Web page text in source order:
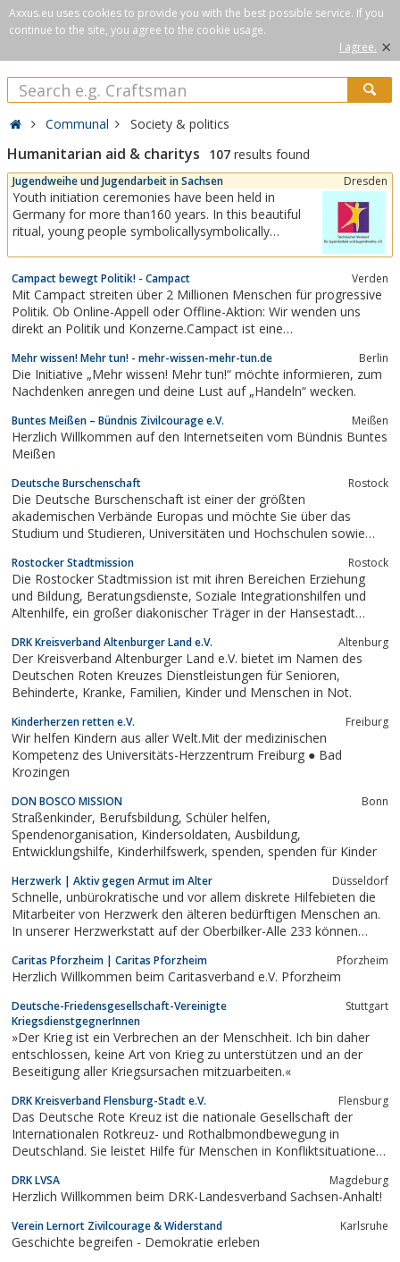
Axxus.eu uses cookies to provide you with the best possible service. If you
continue to the site, you agree to the cookie usage.
I agree. ×
Communal Society & politics
Humanitarian aid & charitys 107 results found
Jugendweihe und Jugendarbeit in Sachsen Dresden
Youth initiation ceremonies have been held in
Germany for more than160 years. In this beautiful
ritual, young people symbolicallysymbolically
and youth initiation ceremonies, thus maintaining a
tradition that will soon be 170...
Campact bewegt Politik! - Campact Verden
Mit Campact streiten über 2 Millionen Menschen für progressive
Politik. Ob Online-Appell oder Offline-Aktion: Wir wenden uns
direkt an Politik und Konzerne.Campact ist eine
progressive Politik streiten.
Mehr wissen! Mehr tun! - mehr-wissen-mehr-tun.de Berlin
Die Initiative „Mehr wissen! Mehr tun!“ möchte informieren, zum
Nachdenken anregen und deine Lust auf „Handeln“ wecken.
Buntes Meißen – Bündnis Zivilcourage e.V. Meißen
Herzlich Willkommen auf den Internetseiten vom Bündnis Buntes
Meißen
Deutsche Burschenschaft Rostock
Die Deutsche Burschenschaft ist einer der größten
akademischen Verbände Europas und möchte Sie über das
Studium und Studieren, Universitäten und Hochschulen sowie
Rostocker Stadtmission Rostock
Die Rostocker Stadtmission ist mit ihren Bereichen Erziehung
und Bildung, Beratungsdienste, Soziale Integrationshilfen und
Altenhilfe, ein großer diakonischer Träger in der Hansestadt
Vorpommern-Rügen.
DRK Kreisverband Altenburger Land e.V. Altenburg
Der Kreisverband Altenburger Land e.V. bietet im Namen des
Deutschen Roten Kreuzes Dienstleistungen für Senioren,
Behinderte, Kranke, Familien, Kinder und Menschen in Not.
Kinderherzen retten e.V. Freiburg
Wir helfen Kindern aus aller Welt.Mit der medizinischen
Kompetenz des Universitäts-Herzzentrum Freiburg ● Bad
Krozingen
DON BOSCO MISSION Bonn
Straßenkinder, Berufsbildung, Schüler helfen,
Spendenorganisation, Kindersoldaten, Ausbildung,
Entwicklungshilfe, Kinderhilfswerk, spenden, spenden für Kinder
Herzwerk | Aktiv gegen Armut im Alter Düsseldorf
Schnelle, unbürokratische und vor allem diskrete Hilfebieten die
Mitarbeiter von Herzwerk den älteren bedürftigen Menschen an.
In unserer Herzwerkstatt auf der Oberbilker-Alle 233 können
kostenlos Dinge des täglichen Bedarfs erhalten.
Caritas Pforzheim | Caritas Pforzheim Pforzheim
Herzlich Willkommen beim Caritasverband e.V. Pforzheim
Deutsche-Friedensgesellschaft-Vereinigte
KriegsdienstgegnerInnen
Stuttgart
»Der Krieg ist ein Verbrechen an der Menschheit. Ich bin daher
entschlossen, keine Art von Krieg zu unterstützen und an der
Beseitigung aller Kriegsursachen mitzuarbeiten.«
DRK Kreisverband Flensburg-Stadt e.V. Flensburg
Das Deutsche Rote Kreuz ist die nationale Gesellschaft der
Internationalen Rotkreuz- und Rothalbmondbewegung in
Deutschland. Sie leistet Hilfe für Menschen in Konfliktsituationen,
DRK LVSA Magdeburg
Herzlich Willkommen beim DRK-Landesverband Sachsen-Anhalt!
Verein Lernort Zivilcourage & Widerstand Karlsruhe
Geschichte begreifen - Demokratie erleben